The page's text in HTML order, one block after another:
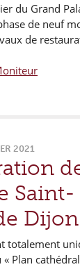
du Grand
de neuf
de
2021
Saint-
Dijon
totalement
Plan